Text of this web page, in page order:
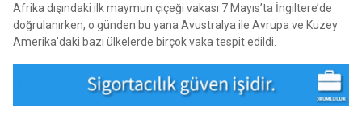
Afrika dışındaki ilk maymun çiçeği vakası 7 Mayıs’ta İngiltere’de
doğrulanırken, o günden bu yana Avustralya ile Avrupa ve Kuzey
Amerika’daki bazı ülkelerde birçok vaka tespit edildi.